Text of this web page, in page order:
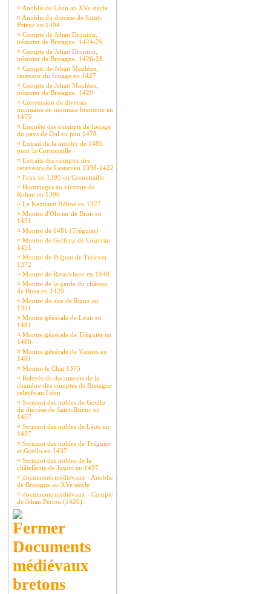
¤ Anoblis de Léon au XVe siècle
¤ Anoblis du diocèse de Saint-
Brieuc en 1494
¤ Compte de Jehan Droniou,
trésorier de Bretagne, 1424-26
¤ Compte de Jehan Droniou,
trésorier de Bretagne, 1426-28
¤ Compte de Jehan Mauléon,
receveur du fouage en 1427
¤ Compte de Jehan Mauléon,
trésorier de Bretagne, 1429
¤ Conversion de diverses
monnaies en monnaie bretonne en
1475
¤ Enquête des exempts de fouage
du pays de Dol en juin 1478.
¤ Extrait de la montre de 1481
pour la Cornouaille
¤ Extraits des comptes des
receveurs de Lesneven 1398-1422
¤ Feux en 1395 en Cornouaille
¤ Hommages au vicomte de
Rohan en 1396
¤ Le Kemenet Héboé en 1327
¤ Montre d'Olivier de Bron en
1451
¤ Montre de 1481 (Tréguier)
¤ Montre de Geffroy de Couvran
1451
¤ Montre de Prigent de Trelever
1372
¤ Montre de Rosnivinen en 1448
¤ Montre de la garde du château
de Brest en 1420
¤ Montre du sire de Rieux en
1351
¤ Montre générale de Léon en
1481
¤ Montre générale de Tréguier en
1480.
¤ Montre générale de Vannes en
1481
¤ Montre le Chat 1375
¤ Relevés de documents de la
chambre des comptes de Bretagne
relatifs au Léon
¤ Serment des nobles de Goëllo
du diocèse de Saint-Brieuc en
1437
¤ Serment des nobles de Léon en
1437
¤ Serment des nobles de Tréguier
et Goëllo en 1437
¤ Serment des nobles de la
châtellenie de Jugon en 1437
¤ documents médiévaux - Anoblis
de Bretagne au XVe siècle
¤ documents médiévaux - Compte
de Jehan Périou (1420).
Documents
médiévaux
bretons